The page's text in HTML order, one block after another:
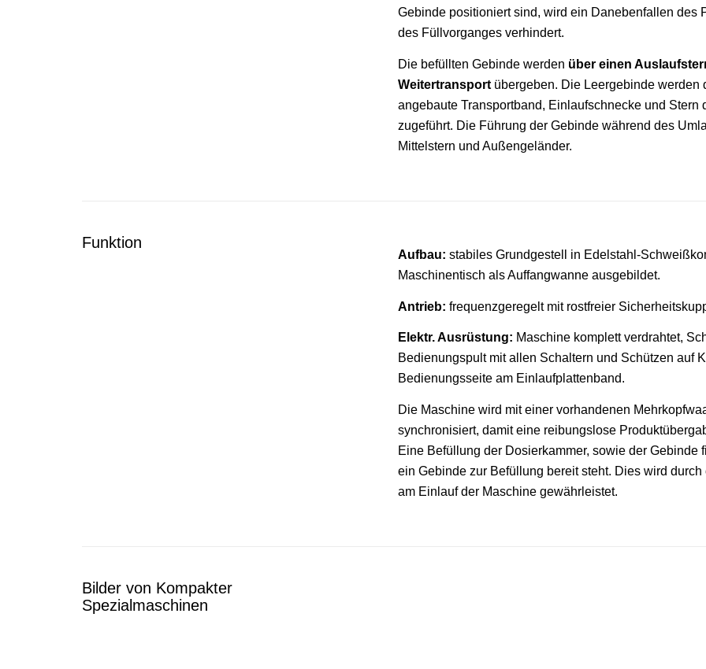
Gebinde positioniert sind, wird ein Danebenfallen des
des Füllvorganges verhindert.
Die befüllten Gebinde werden über einen
Weitertransport übergeben. Die Leergebinde werden
angebaute Transportband, Einlaufschnecke und Stern
zugeführt. Die Führung der Gebinde während des
Mittelstern und Außengeländer.
Funktion
Aufbau: stabiles Grundgestell in Edelstahl-
Maschinentisch als Auffangwanne ausgebildet.
Antrieb: frequenzgeregelt mit rostfreier
Elektr. Ausrüstung: Maschine komplett verdrahtet,
Bedienungspult mit allen Schaltern und Schützen auf
Bedienungsseite am Einlaufplattenband.
Die Maschine wird mit einer vorhandenen
synchronisiert, damit eine reibungslose
Eine Befüllung der Dosierkammer, sowie der Gebinde
ein Gebinde zur Befüllung bereit steht. Dies wird
am Einlauf der Maschine gewährleistet.
Bilder von Kompakter
Spezialmaschinen